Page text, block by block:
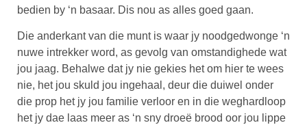
bedien by ‘n basaar. Dis nou as alles goed gaan.
Die anderkant van die munt is waar jy noodgedwonge ‘n
nuwe intrekker word, as gevolg van omstandighede wat
jou jaag. Behalwe dat jy nie gekies het om hier te wees
nie, het jou skuld jou ingehaal, deur die duiwel onder
die prop het jy jou familie verloor en in die weghardloop
het jy dae laas meer as ‘n sny droeë brood oor jou lippe